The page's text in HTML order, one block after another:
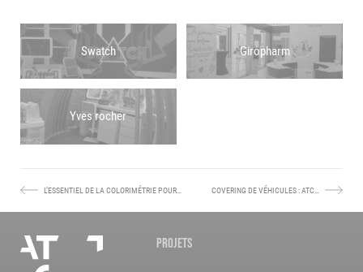
Swatch
-
Cliquez
pour
agrandir
l’image
Giropharm
Yves rocher
agrandir
l’image
ARTICLEL’ESSENTIEL DE LA COLORIMÉTRIE POUR…
ARTICLE
COVERING DE VÉHICULES : ATC…
Nos
PROJETS